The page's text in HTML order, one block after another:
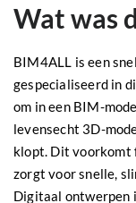
Wat was
BIM4ALL is een
gespecialiseerd in
om in een BIM-
levensecht 3D-
klopt. Dit voorkomt
zorgt voor snelle,
Digitaal ontwerpen